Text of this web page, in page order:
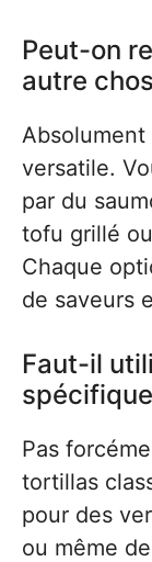
Peut-on
autre
versatile.
par du
tofu grillé
Chaque
de saveurs
Faut-il
Pas
tortillas
pour des
ou même